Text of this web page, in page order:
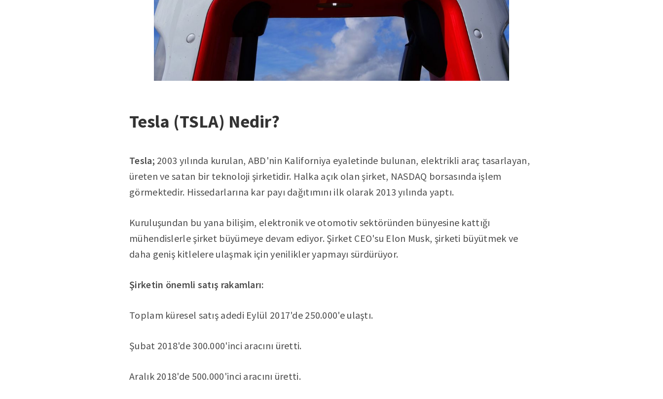
Tesla (TSLA) Nedir?
Tesla; 2003 yılında kurulan, ABD'nin Kaliforniya eyaletinde bulunan, elektrikli araç tasarlayan,
üreten ve satan bir teknoloji şirketidir. Halka açık olan şirket, NASDAQ borsasında işlem
görmektedir. Hissedarlarına kar payı dağıtımını ilk olarak 2013 yılında yaptı.
Kuruluşundan bu yana bilişim, elektronik ve otomotiv sektöründen bünyesine kattığı
mühendislerle şirket büyümeye devam ediyor. Şirket CEO'su Elon Musk, şirketi büyütmek ve
daha geniş kitlelere ulaşmak için yenilikler yapmayı sürdürüyor.
Şirketin önemli satış rakamları:
Toplam küresel satış adedi Eylül 2017'de 250.000'e ulaştı.
Şubat 2018'de 300.000'inci aracını üretti.
Aralık 2018'de 500.000'inci aracını üretti.